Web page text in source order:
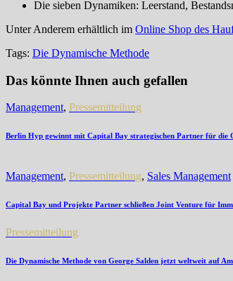
Die sieben Dynamiken: Leerstand,
Unter Anderem erhältlich im Online Shop des
Tags: Die Dynamische Methode
Das könnte Ihnen auch gefallen
Management, Pressemitteilung
Berlin Hyp gewinnt mit Capital Bay strategischen Partner für die
Management, Pressemitteilung, Sales Management
Capital Bay und Projekte Partner schließen Joint Venture für
Pressemitteilung
Die Dynamische Methode von George Salden jetzt weltweit auf